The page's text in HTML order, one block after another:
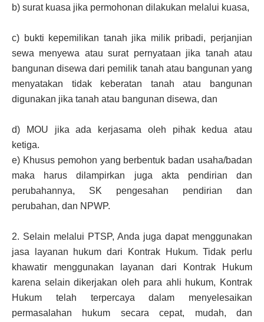
b) surat kuasa jika permohonan dilakukan melalui kuasa,
c) bukti kepemilikan tanah jika milik pribadi, perjanjian
sewa menyewa atau surat pernyataan jika tanah atau
bangunan disewa dari pemilik tanah atau bangunan yang
menyatakan tidak keberatan tanah atau bangunan
digunakan jika tanah atau bangunan disewa, dan
d)
MOU jika ada kerjasama oleh pihak kedua atau
ketiga.
e) Khusus pemohon yang berbentuk badan usaha/badan
maka harus dilampirkan juga akta pendirian dan
perubahannya, SK pengesahan pendirian dan
perubahan, dan NPWP.
2. Selain melalui PTSP, Anda juga dapat menggunakan
jasa layanan hukum dari Kontrak Hukum. Tidak perlu
khawatir menggunakan layanan dari Kontrak Hukum
karena selain dikerjakan oleh para ahli hukum, Kontrak
Hukum telah terpercaya dalam menyelesaikan
permasalahan hukum secara cepat, mudah, dan